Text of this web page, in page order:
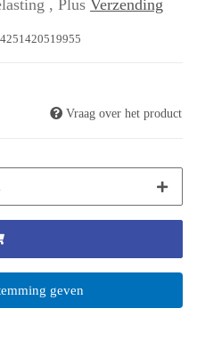
, Plus Verzending
4251420519955
Vraag over het product
geven